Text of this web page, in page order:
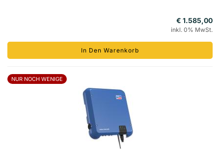
€ 1.585,00
inkl. 0% MwSt.
In Den Warenkorb
NUR NOCH WENIGE